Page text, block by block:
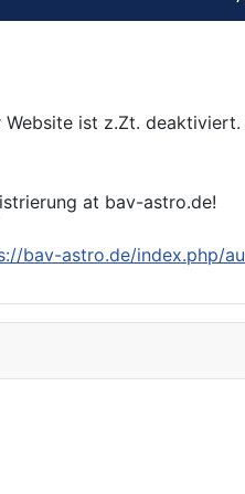
ist z.Zt.
at bav-astro.de!
bav-astro.de/index.php/